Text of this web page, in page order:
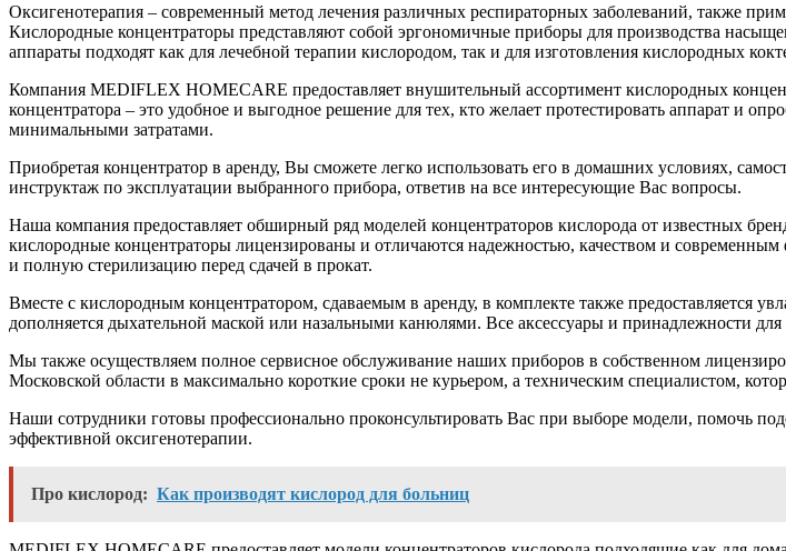
Оксигенотерапия – современный метод лечения различных респираторных заболеваний, также
Кислородные концентраторы представляют собой эргономичные приборы для производства
аппараты подходят как для лечебной терапии кислородом, так и для изготовления кислородных
Компания MEDIFLEX HOMECARE предоставляет внушительный ассортимент кислородных
концентратора – это удобное и выгодное решение для тех, кто желает протестировать аппарат и
минимальными затратами.
Приобретая концентратор в аренду, Вы сможете легко использовать его в домашних условиях,
инструктаж по эксплуатации выбранного прибора, ответив на все интересующие Вас вопросы.
Наша компания предоставляет обширный ряд моделей концентраторов кислорода от известных
кислородные концентраторы лицензированы и отличаются надежностью, качеством и
и полную стерилизацию перед сдачей в прокат.
Вместе с кислородным концентратором, сдаваемым в аренду, в комплекте также предоставляется
дополняется дыхательной маской или назальными канюлями. Все аксессуары и принадлежности
Мы также осуществляем полное сервисное обслуживание наших приборов в собственном
Московской области в максимально короткие сроки не курьером, а техническим специалистом,
Наши сотрудники готовы профессионально проконсультировать Вас при выборе модели, помочь
эффективной оксигенотерапии.
Про кислород: Как производят кислород для больниц